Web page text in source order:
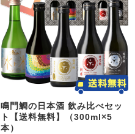
鳴門鯛の日本酒 飲み比べセッ
ト【送料無料】（300ml×5
本）